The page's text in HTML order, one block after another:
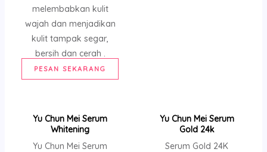
melembabkan kulit
wajah dan menjadikan
kulit tampak segar,
bersih dan cerah .
PESAN SEKARANG
Yu Chun Mei Serum
Whitening
Yu Chun Mei Serum
Yu Chun Mei Serum
Gold 24k
Serum Gold 24K